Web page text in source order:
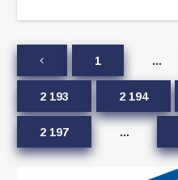
1 …
2 193 2 194
2 197 …